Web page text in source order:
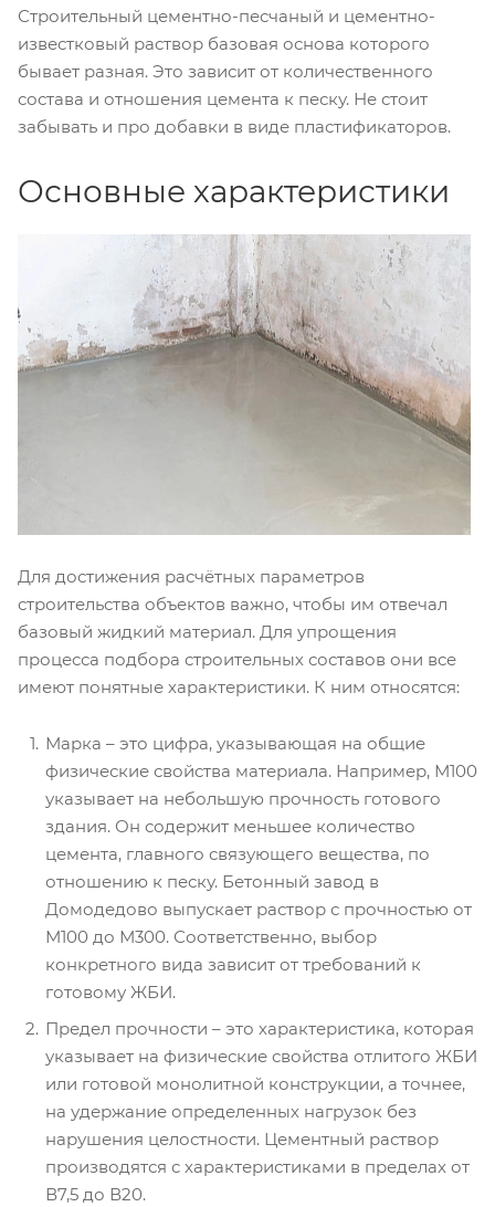
Строительный цементно-песчаный и цементно-
известковый раствор базовая основа которого
бывает разная. Это зависит от количественного
состава и отношения цемента к песку. Не стоит
забывать и про добавки в виде пластификаторов.
Основные характеристики
Для достижения расчётных параметров
строительства объектов важно, чтобы им отвечал
базовый жидкий материал. Для упрощения
процесса подбора строительных составов они все
имеют понятные характеристики. К ним относятся:
Марка – это цифра, указывающая на общие
физические свойства материала. Например, М100
указывает на небольшую прочность готового
здания. Он содержит меньшее количество
цемента, главного связующего вещества, по
отношению к песку. Бетонный завод в
Домодедово выпускает раствор с прочностью от
М100 до М300. Соответственно, выбор
конкретного вида зависит от требований к
готовому ЖБИ.
Предел прочности – это характеристика, которая
указывает на физические свойства отлитого ЖБИ
или готовой монолитной конструкции, а точнее,
на удержание определенных нагрузок без
нарушения целостности. Цементный раствор
производятся с характеристиками в пределах от
В7,5 до В20.